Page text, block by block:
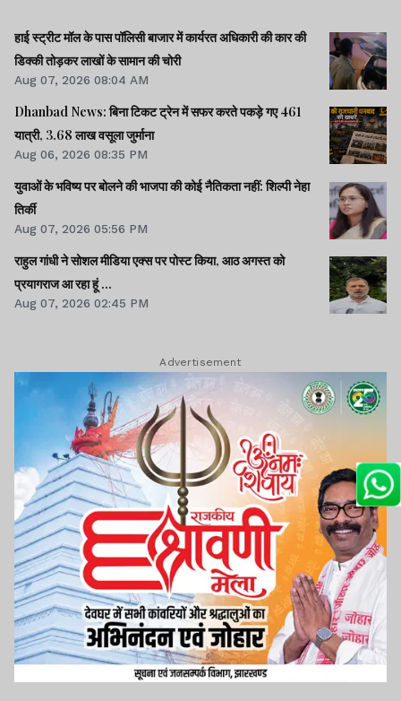
हाई स्ट्रीट मॉल के पास पॉलिसी बाजार में कार्यरत अधिकारी की कार की
डिक्की तोड़कर लाखों के सामान की चोरी
Aug 07, 2026 08:04 AM
Dhanbad News: बिना टिकट ट्रेन में सफर करते पकड़े गए 461
यात्री, 3.68 लाख वसूला जुर्माना
Aug 06, 2026 08:35 PM
युवाओं के भविष्य पर बोलने की भाजपा की कोई नैतिकता नहीं: शिल्पी नेहा
तिर्की
Aug 07, 2026 05:56 PM
राहुल गांधी ने सोशल मीडिया एक्स पर पोस्ट किया, आठ अगस्त को
प्रयागराज आ रहा हूं ...
Aug 07, 2026 02:45 PM
Advertisement